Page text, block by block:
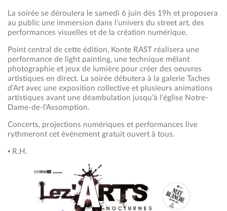
La soirée se déroulera le samedi 6 juin dès 19h et proposera
au public une immersion dans l’univers du street art, des
performances visuelles et de la création numérique.
Point central de cette édition, Konte RAST réalisera une
performance de light painting, une technique mêlant
photographie et jeux de lumière pour créer des oeuvres
artistiques en direct. La soirée débutera à la galerie Taches
d’Art avec une exposition collective et plusieurs animations
artistiques avant une déambulation jusqu’à l’église Notre-
Dame-de-l’Assomption.
Concerts, projections numériques et performances live
rythmeront cet événement gratuit ouvert à tous.
• R.H.